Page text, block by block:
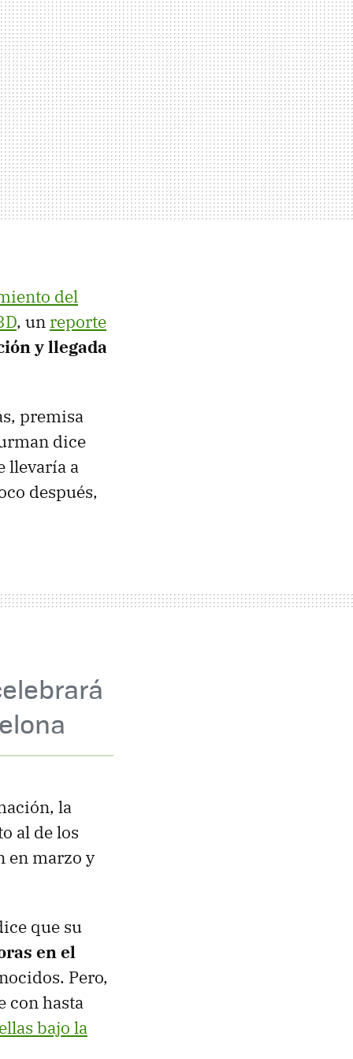
del
, un reporte
y llegada
premisa
dice
llevaría a
después,
la
al de los
en marzo y
que su
en el
Pero,
con hasta
bajo la